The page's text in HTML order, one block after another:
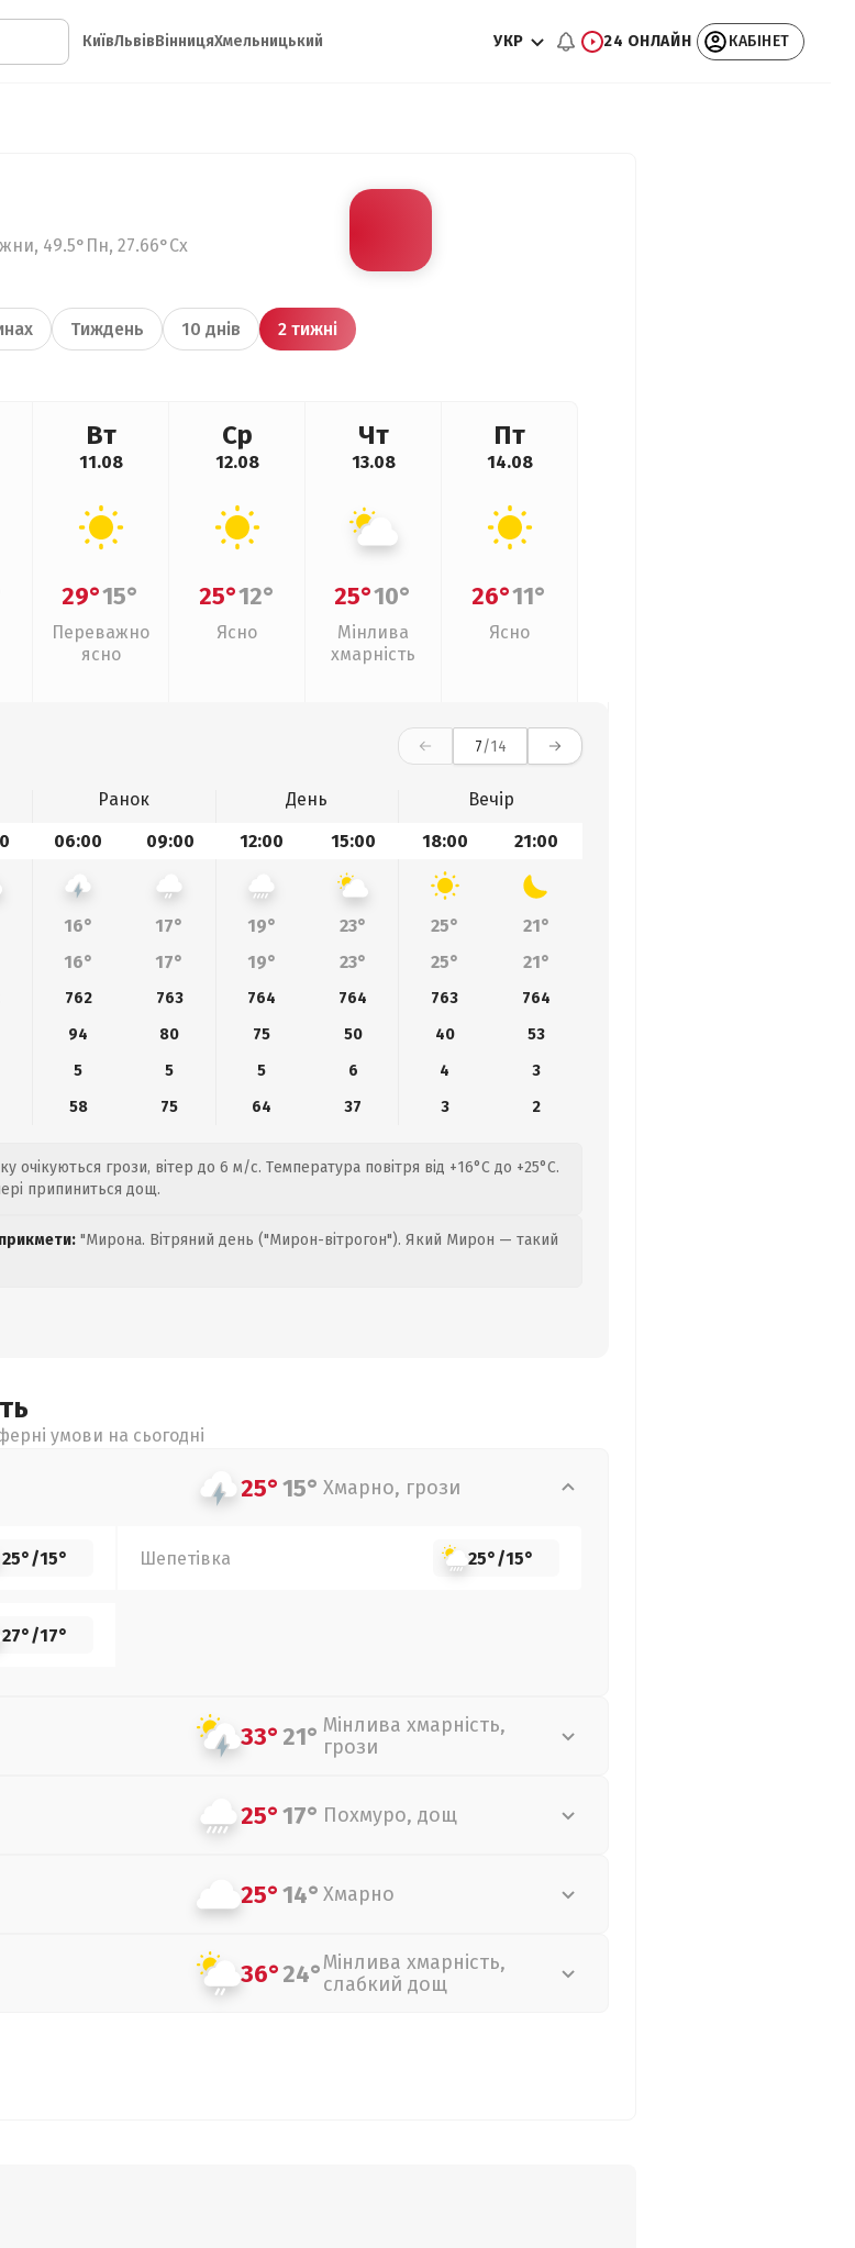
КиївЛьвівВінницяХмельницький УКР 24 ОНЛАЙН КАБІНЕТ
49.5°Пн, 27.66°Сх
Тиждень 10 днів 2 тижні
Вт
11.08
29°15°
Переважно
ясно
Ср
12.08
25°12°
Ясно
Чт
13.08
25°10°
Мінлива
хмарність
Пт
14.08
26°11°
Ясно
7/14
Ранок День
Вечір
06:00 09:00 12:00 15:00 18:00 21:00
16° 17° 19° 23° 25°
21°
16° 17° 19° 23° 25° 21°
762 763 764 764 763
764
94 80 75 50 40
53
5 5 5 6 4
3
58 75 64 37 3 2
очікуються грози, вітер до 6 м/с. Температура повітря від +16°C до +25°C.
припиниться дощ.
"Мирона. Вітряний день ("Мирон-вітрогон"). Який Мирон — такий
умови на сьогодні
25°15° Хмарно, грози
25°/15° Шепетівка 25°/15°
27°/17°
33°21° Мінлива хмарність,
грози
25°17° Похмуро, дощ
25°14° Хмарно
36°24°Мінлива хмарність,
слабкий дощ